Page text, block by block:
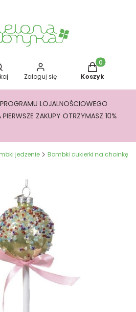
wyszukiwarkę
Zaloguj się
Produkty w
Koszyk
LOJALNOŚCIOWEGO
PIERWSZE ZAKUPY OTRZYMASZ 10%
jedzenie Bombki cukierki na choinkę